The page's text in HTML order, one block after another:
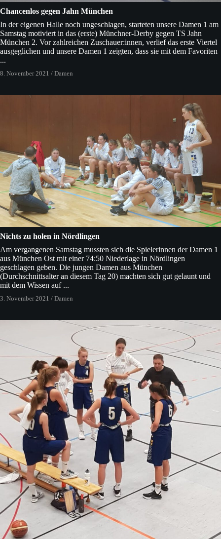
Chancenlos gegen Jahn München
In der eigenen Halle noch ungeschlagen, starteten unsere Damen 1 am
Samstag motiviert in das (erste) Münchner-Derby gegen TS Jahn
München 2. Vor zahlreichen Zuschauer:innen, verlief das erste Viertel
ausgeglichen und unsere Damen 1 zeigten, dass sie mit dem Favoriten
...
8. November 2021 / Damen
Nichts zu holen in Nördlingen
Am vergangenen Samstag mussten sich die Spielerinnen der Damen 1
aus München Ost mit einer 74:50 Niederlage in Nördlingen
geschlagen geben. Die jungen Damen aus München
(Durchschnittsalter an diesem Tag 20) machten sich gut gelaunt und
mit dem Wissen auf ...
3. November 2021 / Damen